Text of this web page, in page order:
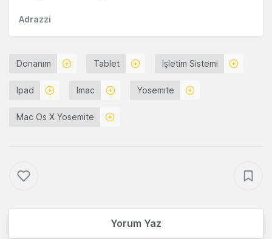
Adrazzi
Donanım Tablet İşletim Sistemi
Ipad Imac Yosemite
Mac Os X Yosemite
Yorum Yaz